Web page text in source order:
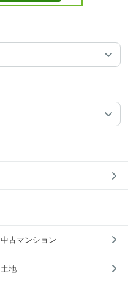
中古マンション
土地